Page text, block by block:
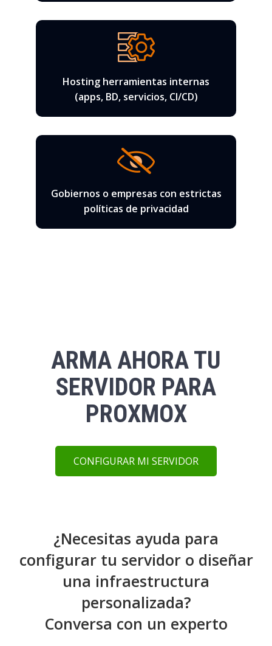
Hosting herramientas internas
(apps, BD, servicios, CI/CD)
Gobiernos o empresas con estrictas
políticas de privacidad
ARMA AHORA TU
SERVIDOR PARA
PROXMOX
CONFIGURAR MI SERVIDOR
¿Necesitas ayuda para
configurar tu servidor o diseñar
una infraestructura
personalizada?
Conversa con un experto